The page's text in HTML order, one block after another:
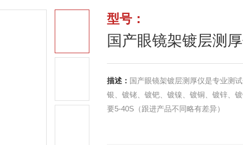
型号：
国产眼镜架镀层测
描述： 国产眼镜架镀层测厚仪是专业测
银、镀铑、镀钯、镀镍、镀铜、镀锌、
要5-40S（跟进产品不同略有差异）